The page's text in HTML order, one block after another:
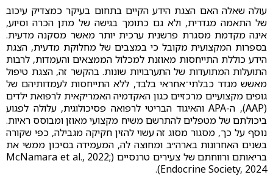
עולה שאלה האם הצגת הידע הקיים בתחום בעיקר כמצדיק עיכוב
של התאמה מגדרית, ולא גם כתומך בגישה של מתן הכרה וסיוע,
אינה מקדמת מסגרת פרשנית ערכית יותר מאשר מסקנה מדעית.
בספרות המקצועית מקובל כי במצבים של מחלוקת מדעית, הצגת
הידע כוללת התייחסות מאוזנת למכלול הממצאים והעמדות, לרבות
התועלות המתועדות של התערבויות שונות. בהקשר זה, הצגת טיפול
מאשש מגדר כבלתי־אחראי בלבד, ללא התייחסות לעמדותיהם של
גופים מקצועיים מרכזיים כגון האקדמיה האמריקאית לרפואת ילדים
(AAP), ה-APA והאיגוד הבריטי לרפואה פסיכולוגית, עלולה לפגוע
ביכולתם של מטפלים להתרשם משיח מקצועי מאוזן ומבוסס ראיות.
נוסף על כך, מסגור מסוג זה עשוי להזין חקיקה מגבילה, כפי שקורה
בשנים האחרונות בארה״ב ומחוצה לה, המעמידה בסיכון ממשי את
בריאותם ורווחתם של צעירים טרנסיים (McNamara et al., 2022;
Endocrine Society, 2024).